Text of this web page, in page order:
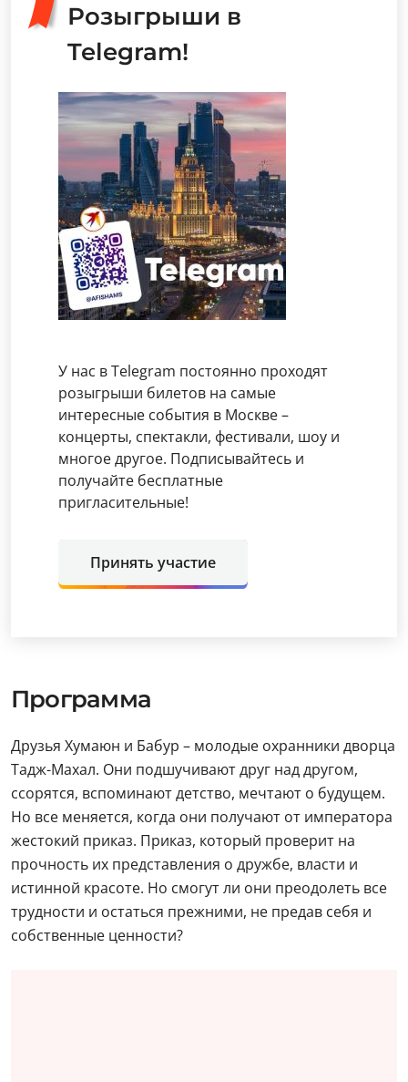
Розыгрыши в
Telegram!
У нас в Telegram постоянно проходят
розыгрыши билетов на самые
интересные события в Москве –
концерты, спектакли, фестивали, шоу и
многое другое. Подписывайтесь и
получайте бесплатные
пригласительные!
Принять участие
Программа
Друзья Хумаюн и Бабур – молодые охранники дворца
Тадж-Махал. Они подшучивают друг над другом,
ссорятся, вспоминают детство, мечтают о будущем.
Но все меняется, когда они получают от императора
жестокий приказ. Приказ, который проверит на
прочность их представления о дружбе, власти и
истинной красоте. Но смогут ли они преодолеть все
трудности и остаться прежними, не предав себя и
собственные ценности?